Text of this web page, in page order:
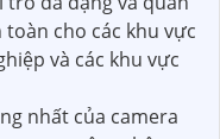
toàn cho các khu vực
và các khu vực
nhất của camera